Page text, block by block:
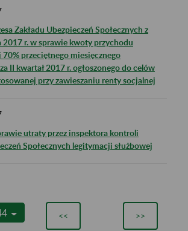
Zakładu Ubezpieczeń Społecznych z
2017 r. w sprawie kwoty przychodu
przeciętnego miesięcznego
II kwartał 2017 r. ogłoszonego do celów
przy zawieszaniu renty socjalnej
utraty przez inspektora kontroli
Społecznych legitymacji służbowej
<< >>